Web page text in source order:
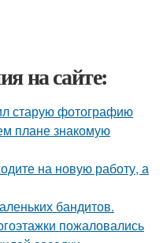
на сайте:
старую фотографию
плане знакомую
на новую работу, а
бандитов.
пожаловались